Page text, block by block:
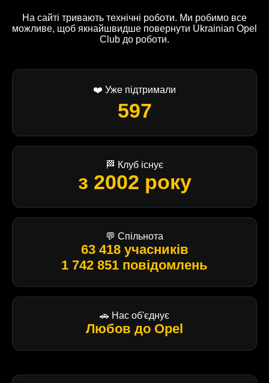
На сайті тривають технічні роботи. Ми робимо все
можливе, щоб якнайшвидше повернути Ukrainian Opel
Club до роботи.
❤️ Уже підтримали
597
🏁 Клуб існує
з 2002 року
💬 Спільнота
63 418 учасників
1 742 851 повідомлень
🚗 Нас об'єднує
Любов до Opel